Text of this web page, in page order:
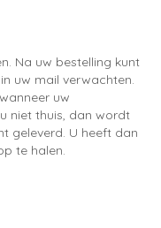
Na uw bestelling kunt
uw mail verwachten.
uw
niet thuis, dan wordt
geleverd. U heeft dan
te halen.